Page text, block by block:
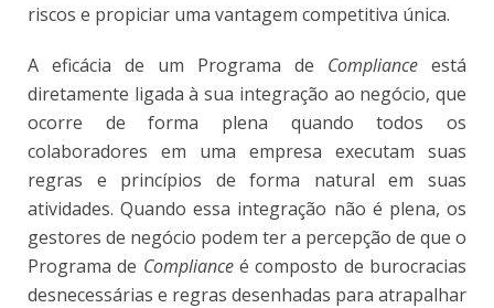
riscos e propiciar uma vantagem competitiva única.
A eficácia de um Programa de Compliance está
diretamente ligada à sua integração ao negócio, que
ocorre de forma plena quando todos os
colaboradores em uma empresa executam suas
regras e princípios de forma natural em suas
atividades. Quando essa integração não é plena, os
gestores de negócio podem ter a percepção de que o
Programa de Complianceé composto de burocracias
desnecessárias e regras desenhadas para atrapalhar